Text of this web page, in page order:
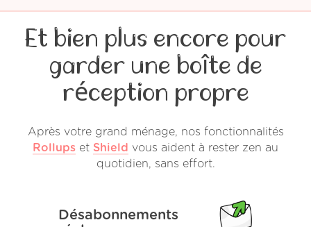
Et bien plus encore pour
garder une boîte de
réception propre
Après votre grand ménage, nos fonctionnalités
Rollups et Shield vous aident à rester zen au
quotidien, sans effort.
Désabonnements